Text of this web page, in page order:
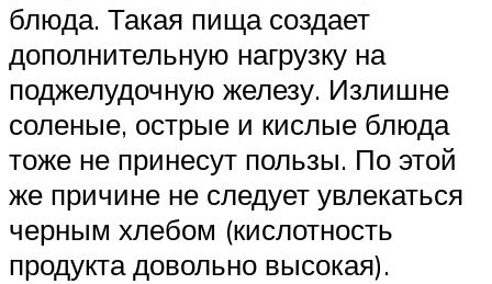
блюда. Такая пища создает
дополнительную нагрузку на
поджелудочную железу. Излишне
соленые, острые и кислые блюда
тоже не принесут пользы. По этой
же причине не следует увлекаться
черным хлебом (кислотность
продукта довольно высокая).